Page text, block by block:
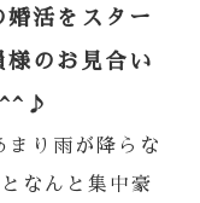
活をスター
様のお見合い
まり雨が降らな
なんと集中豪